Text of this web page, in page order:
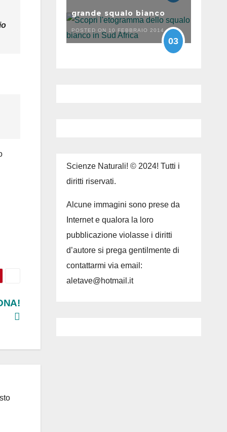
grande squalo bianco
POSTED ON 10 FEBBRAIO 2014
03
Scienze Naturali! © 2024! Tutti i
diritti riservati.
Alcune immagini sono prese da
Internet e qualora la loro
pubblicazione violasse i diritti
d’autore si prega gentilmente di
contattarmi via email:
aletave@hotmail.it